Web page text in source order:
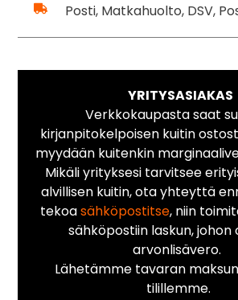
Posti, Matkahuolto, DSV,
YRITYSASIAKAS
Verkkokaupasta saat
kirjanpitokelpoisen kuitin
myydään kuitenkin
Mikäli yrityksesi tarvitsee
alvillisen kuitin, ota yhteyttä
tekoasähköpostitse, niin
sähköpostiin laskun, johon
arvonlisävero.
Lähetämme tavaran
tilillemme.